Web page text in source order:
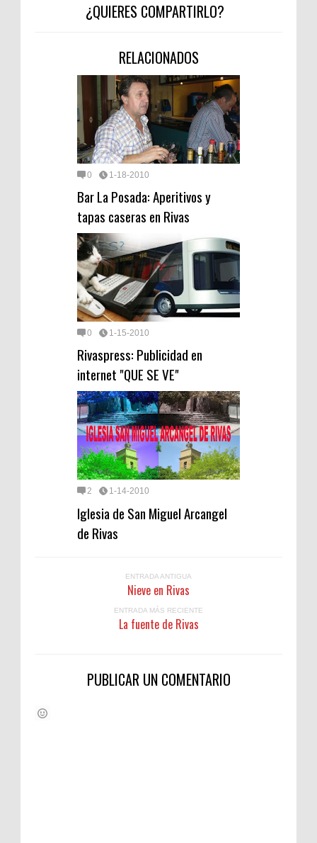
¿QUIERES COMPARTIRLO?
RELACIONADOS
0 1-18-2010
Bar La Posada: Aperitivos y
tapas caseras en Rivas
0 1-15-2010
Rivaspress: Publicidad en
internet "QUE SE VE"
2 1-14-2010
Iglesia de San Miguel Arcangel
de Rivas
ENTRADA ANTIGUA
Nieve en Rivas
ENTRADA MÁS RECIENTE
La fuente de Rivas
PUBLICAR UN COMENTARIO